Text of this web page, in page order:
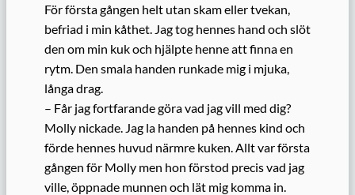
För första gången helt utan skam eller tvekan,
befriad i min kåthet. Jag tog hennes hand och slöt
den om min kuk och hjälpte henne att finna en
rytm. Den smala handen runkade mig i mjuka,
långa drag.
– Får jag fortfarande göra vad jag vill med dig?
Molly nickade. Jag la handen på hennes kind och
förde hennes huvud närmre kuken. Allt var första
gången för Molly men hon förstod precis vad jag
ville, öppnade munnen och lät mig komma in.